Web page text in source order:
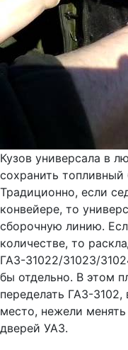
Кузов универсала в
сохранить
Традиционно, если
конвейере, то
сборочную линию.
количестве, то
ГАЗ-31022/31023/
бы отдельно. В этом
переделать ГАЗ-
место, нежели
дверей УАЗ.